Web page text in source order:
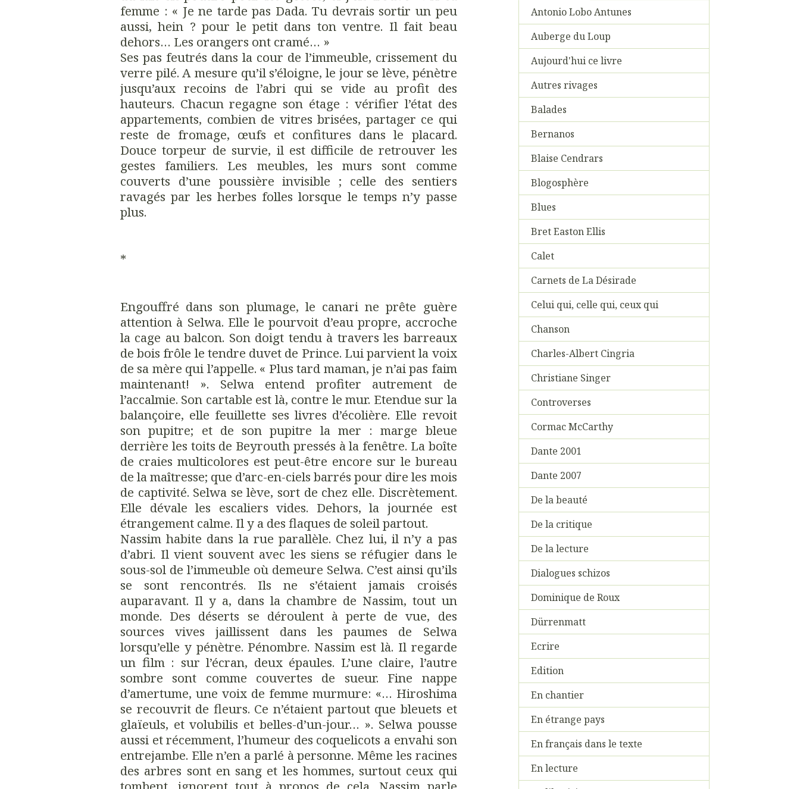
femme : « Je ne tarde pas Dada. Tu devrais sortir un peu
aussi, hein ? pour le petit dans ton ventre. Il fait beau
dehors… Les orangers ont cramé… »
Ses pas feutrés dans la cour de l’immeuble, crissement du
verre pilé. A mesure qu’il s’éloigne, le jour se lève, pénètre
jusqu’aux recoins de l’abri qui se vide au profit des
hauteurs. Chacun regagne son étage : vérifier l’état des
appartements, combien de vitres brisées, partager ce qui
reste de fromage, œufs et confitures dans le placard.
Douce torpeur de survie, il est difficile de retrouver les
gestes familiers. Les meubles, les murs sont comme
couverts d’une poussière invisible ; celle des sentiers
ravagés par les herbes folles lorsque le temps n’y passe
plus.
*
Engouffré dans son plumage, le canari ne prête guère
attention à Selwa. Elle le pourvoit d’eau propre, accroche
la cage au balcon. Son doigt tendu à travers les barreaux
de bois frôle le tendre duvet de Prince. Lui parvient la voix
de sa mère qui l’appelle. « Plus tard maman, je n’ai pas faim
maintenant! ». Selwa entend profiter autrement de
l’accalmie. Son cartable est là, contre le mur. Etendue sur la
balançoire, elle feuillette ses livres d’écolière. Elle revoit
son pupitre; et de son pupitre la mer : marge bleue
derrière les toits de Beyrouth pressés à la fenêtre. La boîte
de craies multicolores est peut-être encore sur le bureau
de la maîtresse; que d’arc-en-ciels barrés pour dire les mois
de captivité. Selwa se lève, sort de chez elle. Discrètement.
Elle dévale les escaliers vides. Dehors, la journée est
étrangement calme. Il y a des flaques de soleil partout.
Nassim habite dans la rue parallèle. Chez lui, il n’y a pas
d’abri. Il vient souvent avec les siens se réfugier dans le
sous-sol de l’immeuble où demeure Selwa. C’est ainsi qu’ils
se sont rencontrés. Ils ne s’étaient jamais croisés
auparavant. Il y a, dans la chambre de Nassim, tout un
monde. Des déserts se déroulent à perte de vue, des
sources vives jaillissent dans les paumes de Selwa
lorsqu’elle y pénètre. Pénombre. Nassim est là. Il regarde
un film : sur l’écran, deux épaules. L’une claire, l’autre
sombre sont comme couvertes de sueur. Fine nappe
d’amertume, une voix de femme murmure: «… Hiroshima
se recouvrit de fleurs. Ce n’étaient partout que bleuets et
glaïeuls, et volubilis et belles-d’un-jour… ». Selwa pousse
aussi et récemment, l’humeur des coquelicots a envahi son
entrejambe. Elle n’en a parlé à personne. Même les racines
des arbres sont en sang et les hommes, surtout ceux qui
Antonio Lobo Antunes
Auberge du Loup
Aujourd'hui ce livre
Autres rivages
Balades
Bernanos
Blaise Cendrars
Blogosphère
Blues
Bret Easton Ellis
Calet
Carnets de La Désirade
Celui qui, celle qui, ceux qui
Chanson
Charles-Albert Cingria
Christiane Singer
Controverses
Cormac McCarthy
Dante 2001
Dante 2007
De la beauté
De la critique
De la lecture
Dialogues schizos
Dominique de Roux
Dürrenmatt
Ecrire
Edition
En chantier
En étrange pays
En français dans le texte
En lecture